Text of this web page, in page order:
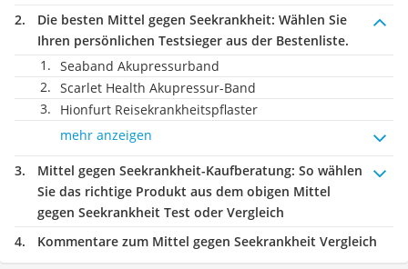
Die besten Mittel gegen Seekrankheit: Wählen Sie
Ihren persönlichen Testsieger aus der Bestenliste.
Seaband Akupressurband
Scarlet Health Akupressur-Band
Hionfurt Reisekrankheitspflaster
mehr anzeigen
Mittel gegen Seekrankheit-Kaufberatung: So wählen
Sie das richtige Produkt aus dem obigen Mittel
gegen Seekrankheit Test oder Vergleich
Kommentare zum Mittel gegen Seekrankheit Vergleich